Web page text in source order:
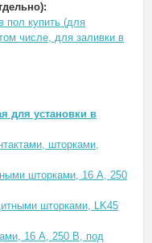
пол купить (для
числе, для заливки в
для установки в
шторками,
шторками, 16 А, 250
шторками, LK45
16 А, 250 В, под